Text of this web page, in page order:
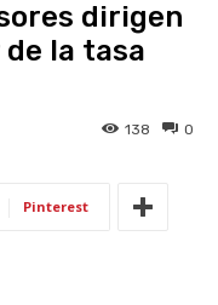
dirigen
la tasa
0
138
Pinterest